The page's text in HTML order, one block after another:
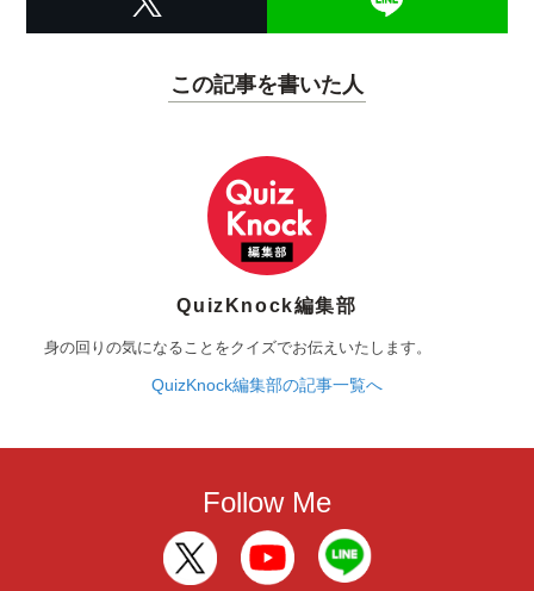
この記事を書いた人
QuizKnock編集部
身の回りの気になることをクイズでお伝えいたします。
QuizKnock編集部の記事一覧へ
Follow Me